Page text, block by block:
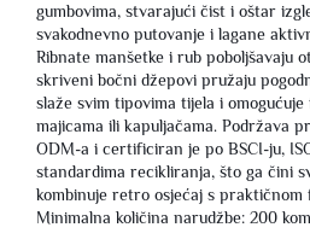
gumbovima, stvarajući čist i oštar
svakodnevno putovanje i lagane
Ribnate manšetke i rub poboljšavaju
skriveni bočni džepovi pružaju
slaže svim tipovima tijela i
majicama ili kapuljačama. Podržava
ODM-a i certificiran je po BSCI-ju,
standardima recikliranja, što ga čini
kombinuje retro osjećaj s praktičnom
Minimalna količina narudžbe: 200